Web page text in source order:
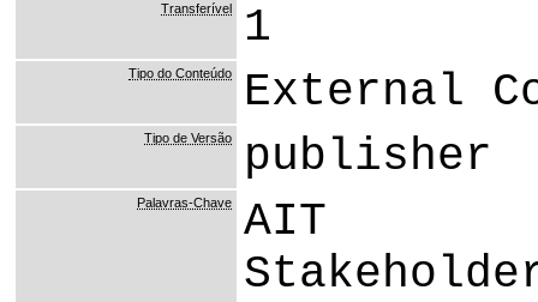
Transferível 1
Tipo do Conteúdo External
Tipo de Versão publisher
Palavras-Chave
AIT